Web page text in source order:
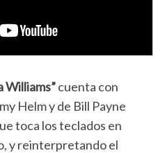
Williams”cuenta con
Helm y de Bill Payne
toca los teclados en
y reinterpretando el